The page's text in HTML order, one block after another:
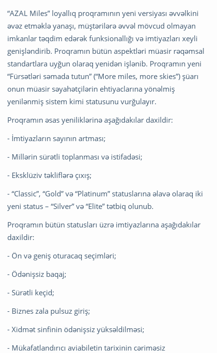
“AZAL Miles” loyallıq proqramının yeni versiyası əvvəlkini
əvəz etməklə yanaşı, müştərilərə əvvəl mövcud olmayan
imkanlar təqdim edərək funksionallığı və imtiyazları xeyli
genişləndirib. Proqramın bütün aspektləri müasir rəqəmsal
standartlara uyğun olaraq yenidən işlənib. Proqramın yeni
“Fürsətləri səmada tutun” (“More miles, more skies”) şüarı
onun müasir səyahətçilərin ehtiyaclarına yönəlmiş
yenilənmiş sistem kimi statusunu vurğulayır.
Proqramın əsas yeniliklərinə aşağıdakılar daxildir:
- İmtiyazların sayının artması;
- Millərin sürətli toplanması və istifadəsi;
- Eksklüziv təkliflərə çıxış;
- “Classic”, “Gold” və “Platinum” statuslarına əlavə olaraq iki
yeni status – “Silver” və “Elite” tətbiq olunub.
Proqramın bütün statusları üzrə imtiyazlarına aşağıdakılar
daxildir:
- Ön və geniş oturacaq seçimləri;
- Ödənişsiz baqaj;
- Sürətli keçid;
- Biznes zala pulsuz giriş;
- Xidmət sinfinin ödənişsiz yüksəldilməsi;
- Mükafatlandırıcı aviabiletin tarixinin cəriməsiz